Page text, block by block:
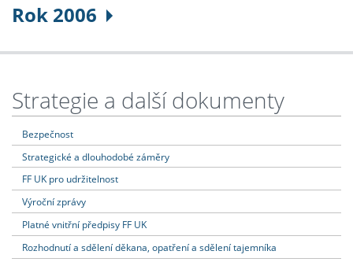
Rok 2006
Strategie a další dokumenty
Bezpečnost
Strategické a dlouhodobé záměry
FF UK pro udržitelnost
Výroční zprávy
Platné vnitřní předpisy FF UK
Rozhodnutí a sdělení děkana, opatření a sdělení tajemníka